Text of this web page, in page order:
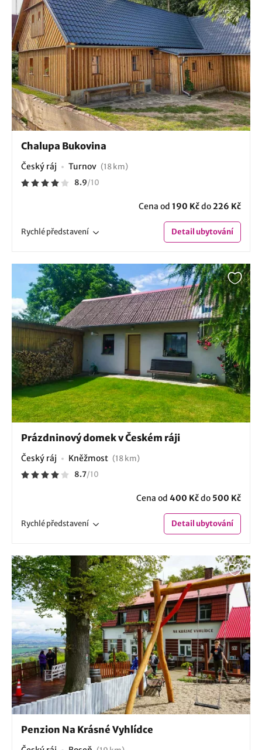
Chalupa Bukovina
Český ráj Turnov (18 km)
8.9/10
Cena od 190 Kčdo226 Kč
Rychlépředstavení Detailubytování
Prázdninový domek v Českém ráji
Český ráj Kněžmost (18 km)
8.7/10
Cena od 400 Kčdo 500 Kč
Rychlépředstavení Detailubytování
Penzion Na Krásné Vyhlídce